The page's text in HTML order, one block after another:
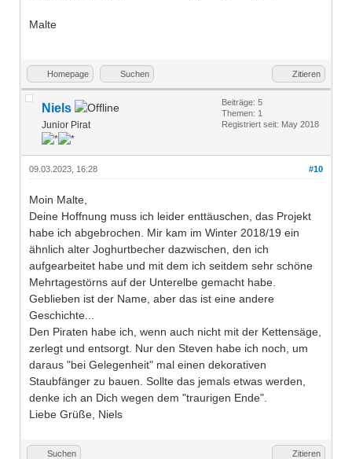
Malte
Homepage Suchen Zitieren
Niels
Junior Pirat
Beiträge: 5
Themen: 1
Registriert seit: May 2018
#10
09.03.2023, 16:28
Moin Malte,
Deine Hoffnung muss ich leider enttäuschen, das Projekt
habe ich abgebrochen. Mir kam im Winter 2018/19 ein
ähnlich alter Joghurtbecher dazwischen, den ich
aufgearbeitet habe und mit dem ich seitdem sehr schöne
Mehrtagestörns auf der Unterelbe gemacht habe.
Geblieben ist der Name, aber das ist eine andere
Geschichte...
Den Piraten habe ich, wenn auch nicht mit der Kettensäge,
zerlegt und entsorgt. Nur den Steven habe ich noch, um
daraus "bei Gelegenheit" mal einen dekorativen
Staubfänger zu bauen. Sollte das jemals etwas werden,
denke ich an Dich wegen dem "traurigen Ende".
Liebe Grüße, Niels
Suchen Zitieren